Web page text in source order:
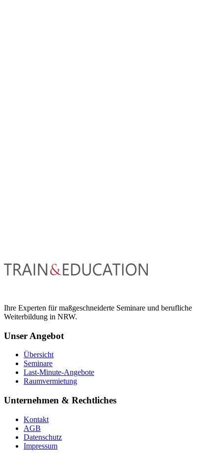
Ihre Experten für maßgeschneiderte Seminare und berufliche
Weiterbildung in NRW.
Unser Angebot
Übersicht
Seminare
Last-Minute-Angebote
Raumvermietung
Unternehmen & Rechtliches
Kontakt
AGB
Datenschutz
Impressum